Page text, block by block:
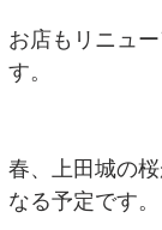
お店もリニュ
す。
春、上田城の
なる予定です。